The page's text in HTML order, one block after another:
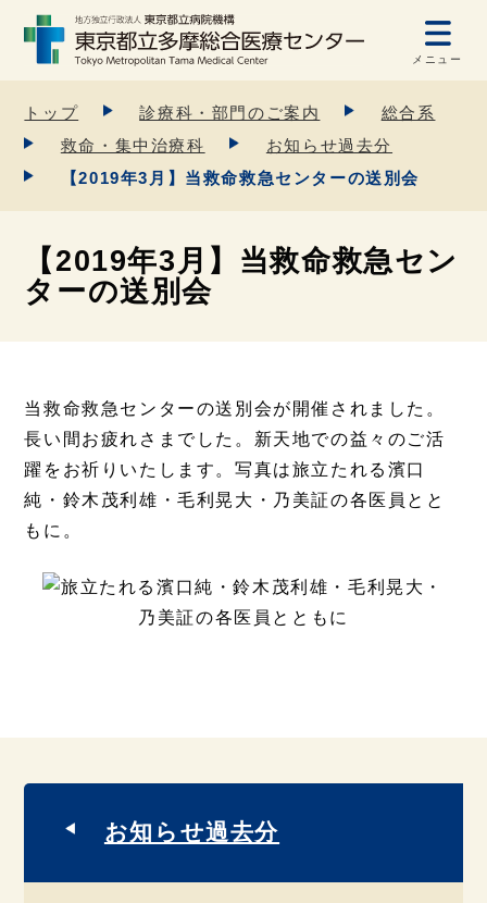
メニュー
トップ 診療科・部門のご案内
総合系
救命・集中治療科
お知らせ過去分
【2019年3月】当救命救急センターの送別会
【2019年3月】当救命救急セン
ターの送別会
当救命救急センターの送別会が開催されました。
長い間お疲れさまでした。新天地での益々のご活
躍をお祈りいたします。写真は旅立たれる濱口
純・鈴木茂利雄・毛利晃大・乃美証の各医員とと
もに。
お知らせ過去分